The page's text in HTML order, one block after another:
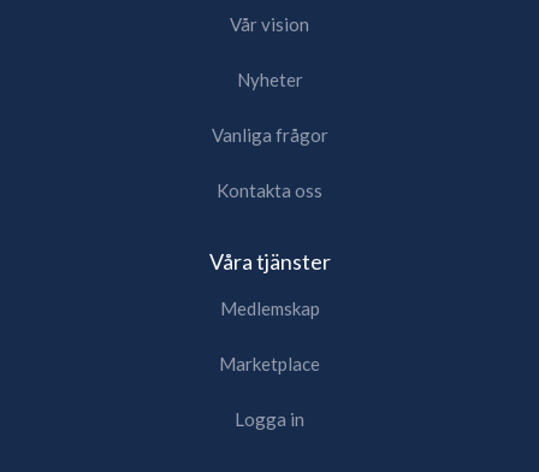
Vår vision
Nyheter
Vanliga frågor
Kontakta oss
Våra tjänster
Medlemskap
Marketplace
Logga in